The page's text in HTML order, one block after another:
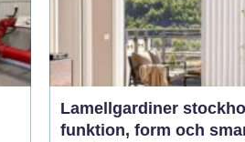
Lamellgardiner
funktion, form och